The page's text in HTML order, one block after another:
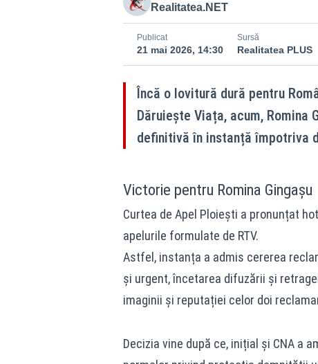
Realitatea.NET
Publicat
21 mai 2026, 14:30
Sursă
Realitatea PLUS
Încă o lovitură dură pentru
Dăruiește Viața, acum,
definitivă în instanță împotriva
Victorie pentru Romina Gingașu
Curtea de Apel Ploiești a pronunțat
apelurile formulate de RTV.
Astfel, instanța a admis cererea
și urgent, încetarea difuzării și
imaginii și reputației celor doi
Decizia vine după ce, inițial și CNA a